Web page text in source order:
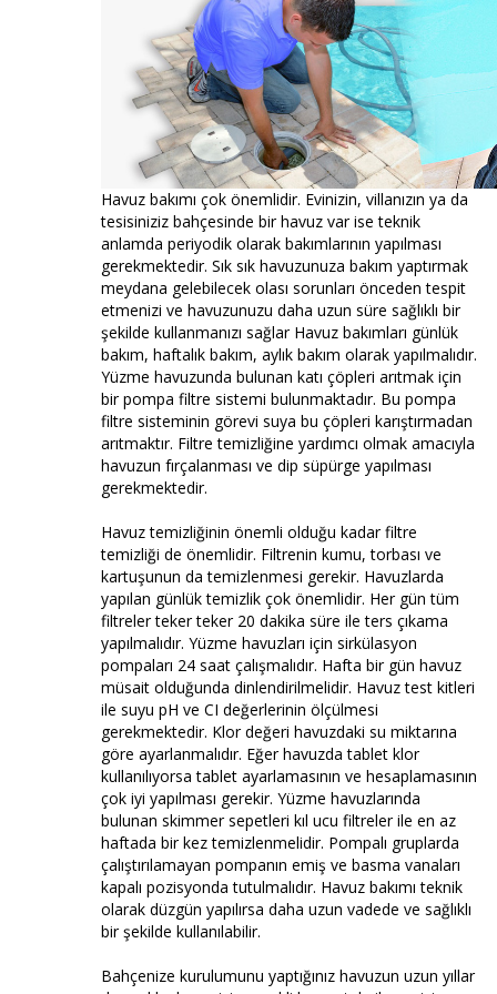
Havuz bakımı çok önemlidir. Evinizin, villanızın ya da
tesisiniziz bahçesinde bir havuz var ise teknik
anlamda periyodik olarak bakımlarının yapılması
gerekmektedir. Sık sık havuzunuza bakım yaptırmak
meydana gelebilecek olası sorunları önceden tespit
etmenizi ve havuzunuzu daha uzun süre sağlıklı bir
şekilde kullanmanızı sağlar Havuz bakımları günlük
bakım, haftalık bakım, aylık bakım olarak yapılmalıdır.
Yüzme havuzunda bulunan katı çöpleri arıtmak için
bir pompa filtre sistemi bulunmaktadır. Bu pompa
filtre sisteminin görevi suya bu çöpleri karıştırmadan
arıtmaktır. Filtre temizliğine yardımcı olmak amacıyla
havuzun fırçalanması ve dip süpürge yapılması
gerekmektedir.
Havuz temizliğinin önemli olduğu kadar filtre
temizliği de önemlidir. Filtrenin kumu, torbası ve
kartuşunun da temizlenmesi gerekir. Havuzlarda
yapılan günlük temizlik çok önemlidir. Her gün tüm
filtreler teker teker 20 dakika süre ile ters çıkama
yapılmalıdır. Yüzme havuzları için sirkülasyon
pompaları 24 saat çalışmalıdır. Hafta bir gün havuz
müsait olduğunda dinlendirilmelidir. Havuz test kitleri
ile suyu pH ve CI değerlerinin ölçülmesi
gerekmektedir. Klor değeri havuzdaki su miktarına
göre ayarlanmalıdır. Eğer havuzda tablet klor
kullanılıyorsa tablet ayarlamasının ve hesaplamasının
çok iyi yapılması gerekir. Yüzme havuzlarında
bulunan skimmer sepetleri kıl ucu filtreler ile en az
haftada bir kez temizlenmelidir. Pompalı gruplarda
çalıştırılamayan pompanın emiş ve basma vanaları
kapalı pozisyonda tutulmalıdır. Havuz bakımı teknik
olarak düzgün yapılırsa daha uzun vadede ve sağlıklı
bir şekilde kullanılabilir.
Bahçenize kurulumunu yaptığınız havuzun uzun yıllar